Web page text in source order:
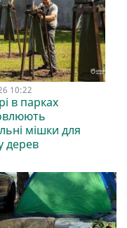
10:22
в парках
мішки для
дерев